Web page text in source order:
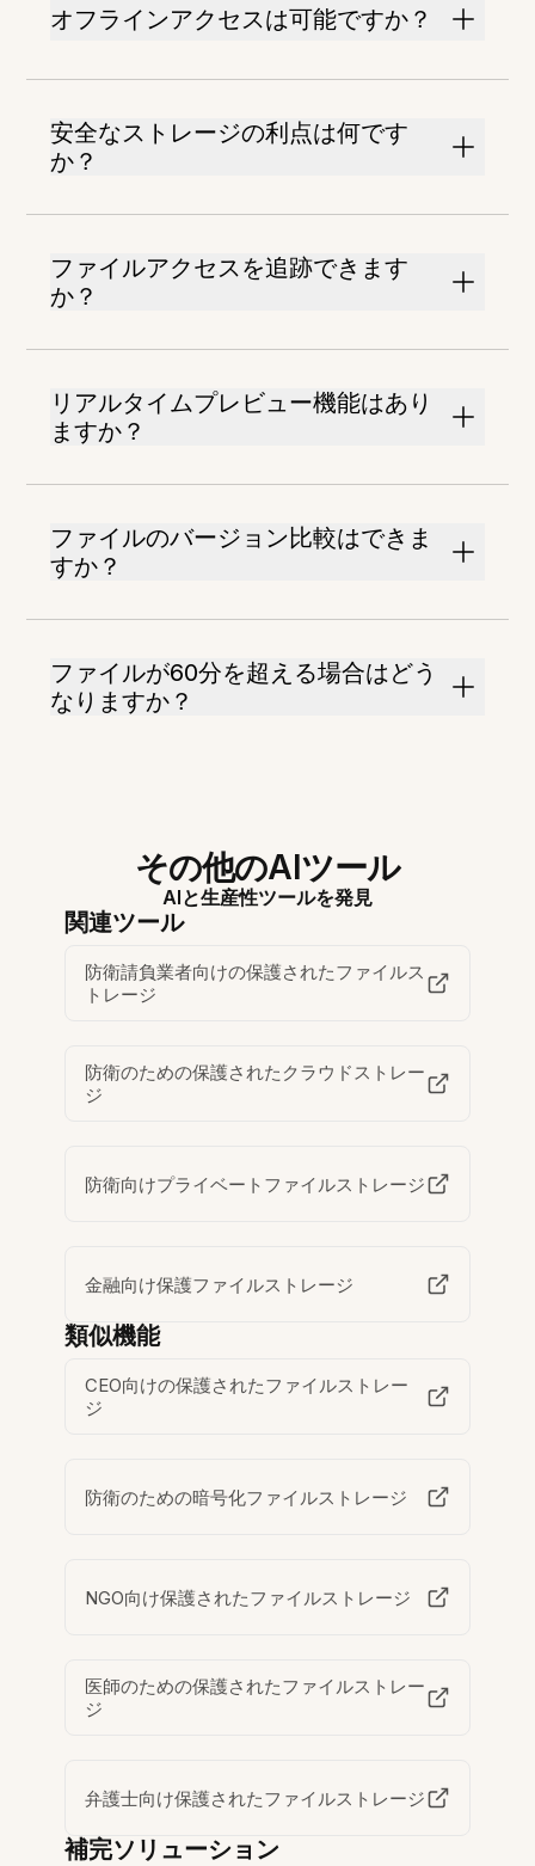
オフラインアクセスは可能ですか？
安全なストレージの利点は何です
か？
ファイルアクセスを追跡できます
か？
リアルタイムプレビュー機能はあり
ますか？
ファイルのバージョン比較はできま
すか？
ファイルが60分を超える場合はどう
なりますか？
その他のAIツール
AIと生産性ツールを発見
関連ツール
防衛請負業者向けの保護されたファイルス
トレージ
防衛のための保護されたクラウドストレー
ジ
防衛向けプライベートファイルストレージ
金融向け保護ファイルストレージ
類似機能
CEO向けの保護されたファイルストレー
ジ
防衛のための暗号化ファイルストレージ
NGO向け保護されたファイルストレージ
医師のための保護されたファイルストレー
ジ
弁護士向け保護されたファイルストレージ
補完ソリューション